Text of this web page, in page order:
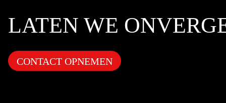
LATEN WE
CONTACT OPNEMEN